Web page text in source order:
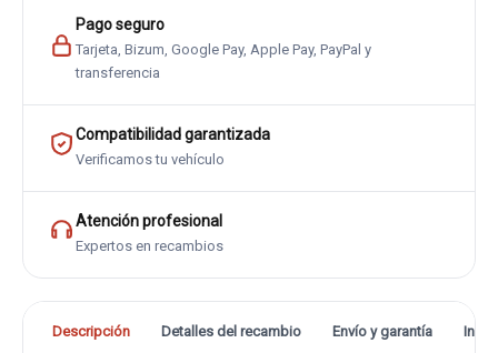
Pago seguro
Tarjeta, Bizum, Google Pay, Apple Pay, PayPal y
transferencia
Compatibilidad garantizada
Verificamos tu vehículo
Atención profesional
Expertos en recambios
Descripción Detalles del recambio Envío y garantía